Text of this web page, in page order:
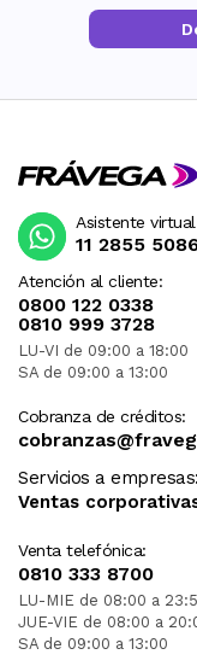
Atención al cliente:
0800 122 0338
0810 999 3728
LU-VI de 09:00 a 18:00
SA de 09:00 a 13:00
Cobranza de créditos:
Servicios a empresas:
Ventas
Venta telefónica:
0810 333 8700
LU-MIE de 08:00 a
JUE-VIE de 08:00 a
SA de 09:00 a 13:00
Asistente virtual
11 2855